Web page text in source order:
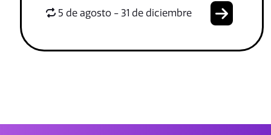
5 de agosto - 31 de diciembre